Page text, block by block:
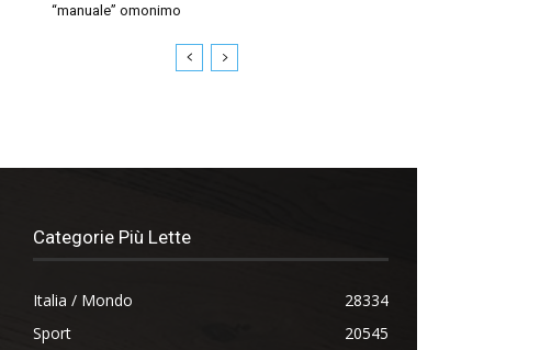
“manuale” omonimo
Categorie Più Lette
Italia / Mondo
28334
Sport
20545